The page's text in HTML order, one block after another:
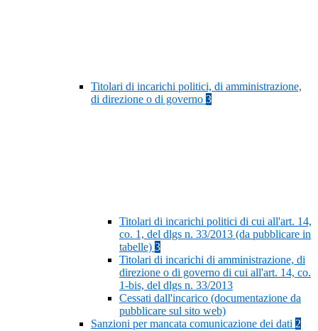
Titolari di incarichi politici, di amministrazione,
di direzione o di governo 3
Titolari di incarichi politici di cui all'art. 14,
co. 1, del dlgs n. 33/2013 (da pubblicare in
tabelle) 3
Titolari di incarichi di amministrazione, di
direzione o di governo di cui all'art. 14, co.
1-bis, del dlgs n. 33/2013
Cessati dall'incarico (documentazione da
pubblicare sul sito web)
Sanzioni per mancata comunicazione dei dati 2